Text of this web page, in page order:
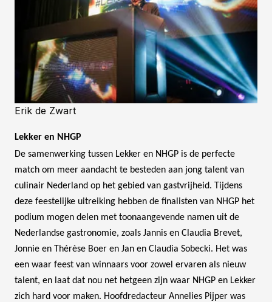
Erik de Zwart
Lekker en NHGP
De samenwerking tussen Lekker en NHGP is de perfecte
match om meer aandacht te besteden aan jong talent van
culinair Nederland op het gebied van gastvrijheid. Tijdens
deze feestelijke uitreiking hebben de finalisten van NHGP het
podium mogen delen met toonaangevende namen uit de
Nederlandse gastronomie, zoals Jannis en Claudia Brevet,
Jonnie en Thérèse Boer en Jan en Claudia Sobecki. Het was
een waar feest van winnaars voor zowel ervaren als nieuw
talent, en laat dat nou net hetgeen zijn waar NHGP en Lekker
zich hard voor maken. Hoofdredacteur Annelies Pijper was